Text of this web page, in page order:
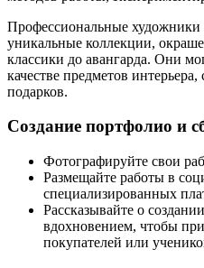
Профессиональные художники
уникальные коллекции,
классики до авангарда. Они
качестве предметов
подарков.
Создание портфолио и
Фотографируйте свои
Размещайте работы в
специализированных
Рассказывайте о
вдохновением, чтобы
покупателей или